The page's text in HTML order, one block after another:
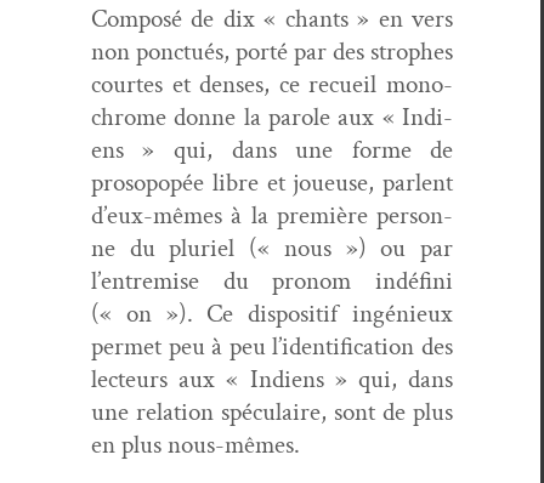
Com­posé de dix « chants » en vers
non ponc­tués, porté par des stro­phes
cour­tes et dens­es, ce recueil mono­
chrome donne la parole aux « Indi­
ens » qui, dans une forme de
prosopopée libre et joueuse, par­lent
d’eux-mêmes à la pre­mière per­son­
ne du pluriel (« nous ») ou par
l’entremise du pronom indéfi­ni
(« on »). Ce dis­posi­tif ingénieux
per­met peu à peu l’identification des
lecteurs aux « Indi­ens » qui, dans
une rela­tion spécu­laire, sont de plus
en plus nous-mêmes.